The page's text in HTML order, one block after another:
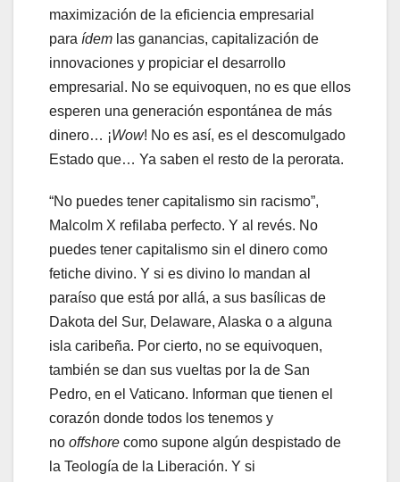
maximización de la eficiencia empresarial
para ídem las ganancias, capitalización de
innovaciones y propiciar el desarrollo
empresarial. No se equivoquen, no es que ellos
esperen una generación espontánea de más
dinero… ¡Wow! No es así, es el descomulgado
Estado que… Ya saben el resto de la perorata.
“No puedes tener capitalismo sin racismo”,
Malcolm X refilaba perfecto. Y al revés. No
puedes tener capitalismo sin el dinero como
fetiche divino. Y si es divino lo mandan al
paraíso que está por allá, a sus basílicas de
Dakota del Sur, Delaware, Alaska o a alguna
isla caribeña. Por cierto, no se equivoquen,
también se dan sus vueltas por la de San
Pedro, en el Vaticano. Informan que tienen el
corazón donde todos los tenemos y
no offshore como supone algún despistado de
la Teología de la Liberación. Y si